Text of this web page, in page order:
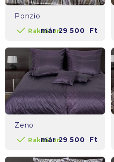
Ponzio
Raktáron
már29 500 Ft
Zeno
Raktáron
már29 500 Ft